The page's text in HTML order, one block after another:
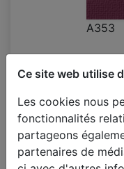
Ce site web utilise
Les cookies nous
fonctionnalités
partageons
partenaires de
A353